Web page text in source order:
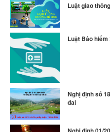
Luật giao
Luật Bảo
Nghị định số
đai